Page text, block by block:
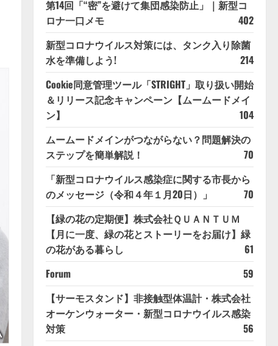
第14回「“密”を避けて集団感染防止」｜新型コ
ロナ一口メモ
402
新型コロナウイルス対策には、タンク入り除菌
水を準備しよう!
214
Cookie同意管理ツール「STRIGHT」取り扱い開始
＆リリース記念キャンペーン【ムームードメイ
ン】
104
ムームードメインがつながらない？問題解決の
ステップを簡単解説！
70
「新型コロナウイルス感染症に関する市長から
のメッセージ（令和４年１月20日）」
70
【緑の花の定期便】株式会社ＱＵＡＮＴＵＭ
【月に一度、緑の花とストーリーをお届け】緑
の花がある暮らし
61
Forum
59
【サーモスタンド】非接触型体温計・株式会社
オーケンウォーター・新型コロナウイルス感染
対策
56